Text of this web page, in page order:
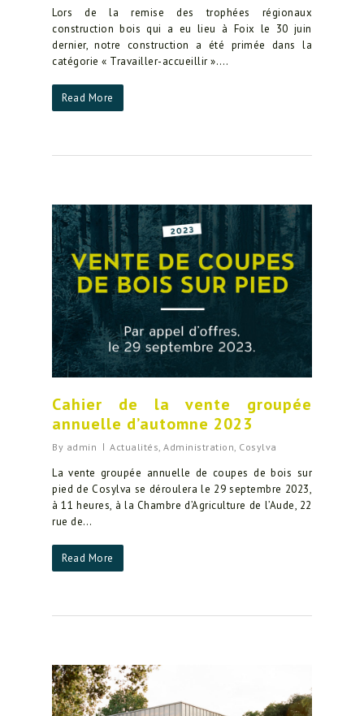
Lors de la remise des trophées régionaux
construction bois qui a eu lieu à Foix le 30 juin
dernier, notre construction a été primée dans la
catégorie « Travailler-accueillir »….
Read More
Cahier de la vente groupée
annuelle d’automne 2023
By admin Actualités, Administration, Cosylva
La vente groupée annuelle de coupes de bois sur
pied de Cosylva se déroulera le 29 septembre 2023,
à 11 heures, à la Chambre d’Agriculture de l’Aude, 22
rue de…
Read More